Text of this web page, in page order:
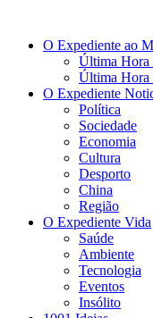
O Expediente ao
Última Hora
Última Hora
O Expediente
Política
Sociedade
Economia
Cultura
Desporto
China
Região
O Expediente Vida
Saúde
Ambiente
Tecnologia
Eventos
Insólito